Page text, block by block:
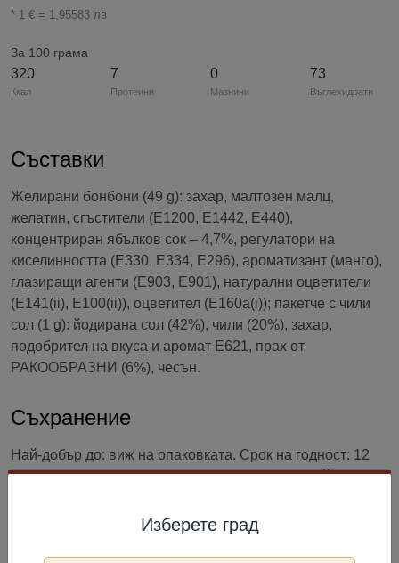
* 1 € = 1,95583 лв
За 100 грама
320
Ккал
7
Протеини
0
Мазнини
73
Въглехидрати
Съставки
Желирани бонбони (49 g): захар, малтозен малц,
желатин, сгъстители (E1200, E1442, E440),
концентриран ябълков сок – 4,7%, регулатори на
киселинността (E330, E334, E296), ароматизант (манго),
глазиращи агенти (E903, E901), натурални оцветители
(E141(ii), E100(ii)), оцветител (E160a(i)); пакетче с чили
сол (1 g): йодирана сол (42%), чили (20%), захар,
подобрител на вкуса и аромат E621, прах от
РАКООБРАЗНИ (6%), чесън.
Съхранение
Най-добър до: виж на опаковката. Срок на годност: 12
месеца от датата на производство. Съхранявайте на
Изберете град